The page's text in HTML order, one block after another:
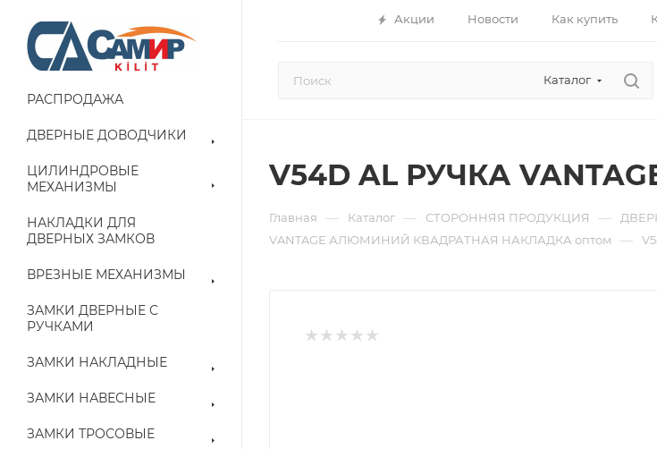
Акции Новости Как купить
Каталог
РАСПРОДАЖА
ДВЕРНЫЕ ДОВОДЧИКИ
ЦИЛИНДРОВЫЕ
МЕХАНИЗМЫ
НАКЛАДКИ ДЛЯ
ДВЕРНЫХ ЗАМКОВ
ВРЕЗНЫЕ МЕХАНИЗМЫ
ЗАМКИ ДВЕРНЫЕ С
РУЧКАМИ
ЗАМКИ НАКЛАДНЫЕ
ЗАМКИ НАВЕСНЫЕ
ЗАМКИ ТРОСОВЫЕ
V54D AL РУЧКА
Главная — Каталог — СТОРОННЯЯ ПРОДУКЦИЯ —
VANTAGE АЛЮМИНИЙ КВАДРАТНАЯ НАКЛАДКА оптом —